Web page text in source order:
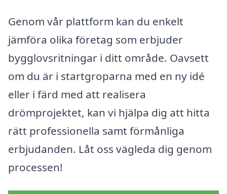
Genom vår plattform kan du enkelt
jämföra olika företag som erbjuder
bygglovsritningar i ditt område. Oavsett
om du är i startgroparna med en ny idé
eller i färd med att realisera
drömprojektet, kan vi hjälpa dig att hitta
rätt professionella samt förmånliga
erbjudanden. Låt oss vägleda dig genom
processen!